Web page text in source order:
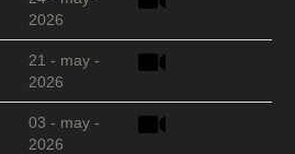
2026
21 - may -
2026
03 - may -
2026